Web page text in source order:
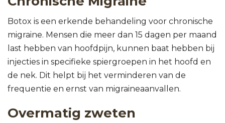
Botox is een erkende behandeling voor chronische
migraine. Mensen die meer dan 15 dagen per maand
last hebben van hoofdpijn, kunnen baat hebben bij
injecties in specifieke spiergroepen in het hoofd en
de nek. Dit helpt bij het verminderen van de
frequentie en ernst van migraineaanvallen.
Overmatig zweten